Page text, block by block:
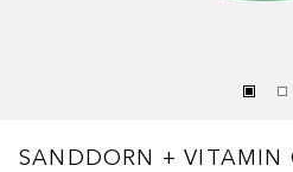
SANDDORN + VITAMIN